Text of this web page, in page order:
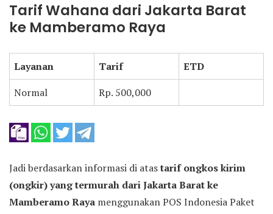
Tarif Wahana dari Jakarta Barat
ke Mamberamo Raya
Layanan Tarif
ETD
Normal
Rp. 500,000
Jadi berdasarkan informasi di atastarif ongkos kirim
(ongkir) yang termurah dari Jakarta Barat ke
Mamberamo Raya menggunakan POS Indonesia Paket